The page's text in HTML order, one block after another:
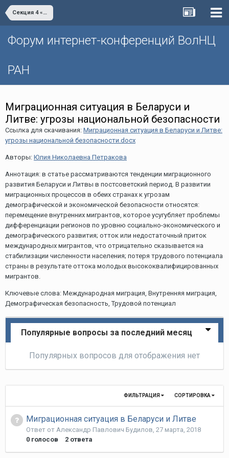
Секция 4 «Демографическое развитие как ключевой фактор национальной безопасности современного государства»
Форум интернет-конференций ВолНЦ
РАН
Миграционная ситуация в Беларуси и
Литве: угрозы национальной безопасности
Ссылка для скачивания: Миграционная ситуация в Беларуси и Литве:
угрозы национальной безопасности.docx
Авторы: Юлия Николаевна Петракова
Аннотация: в статье рассматриваются тенденции миграционного
развития Беларуси и Литвы в постсоветский период. В развитии
миграционных процессов в обеих странах к угрозам
демографической и экономической безопасности относятся:
перемещение внутренних мигрантов, которое усугубляет проблемы
дифференциации регионов по уровню социально-экономического и
демографического развития; отток или недостаточный приток
международных мигрантов, что отрицательно сказывается на
стабилизации численности населения; потеря трудового потенциала
страны в результате оттока молодых высококвалифицированных
мигрантов.
Ключевые слова: Международная миграция, Внутренняя миграция,
Демографическая безопасность, Трудовой потенциал
Популярные вопросы за последний месяц
Популярных вопросов для отображения нет
СОРТИРОВКА
ФИЛЬТРАЦИЯ
Миграционная ситуация в Беларуси и Литве
Ответ от Александр Павлович Будилов, 27 марта, 2018
0 голосов 2 ответа